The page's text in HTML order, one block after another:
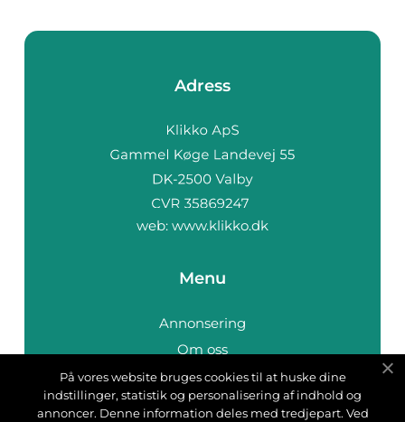
Adress
web: www.klikko.dk
Menu
Annonsering
Om oss
Cookies
Kontakta oss
På vores website bruges cookies til at huske dine
indstillinger, statistik og personalisering af indhold og
annoncer. Denne information deles med tredjepart. Ved